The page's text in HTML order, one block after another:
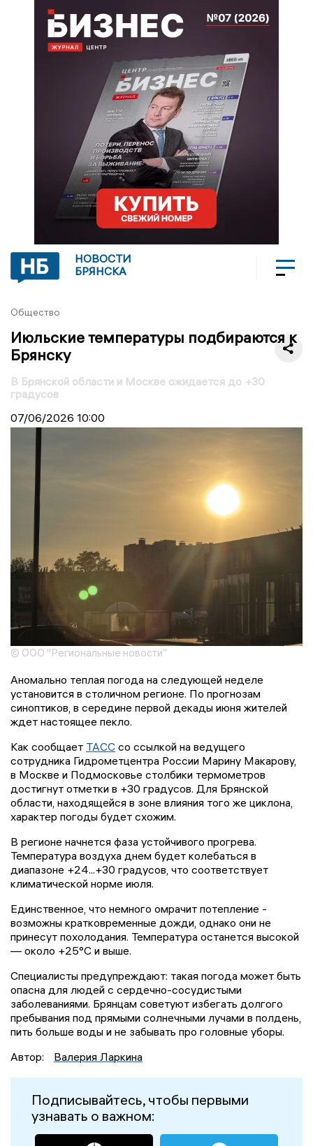
НОВОСТИ
БРЯНСКА
Общество
Июльские температуры подбираются к
Брянску
В Брянской области и Москве ожидается до +30
градусов
07/06/2026 10:00
© ООО "Региональные новости"
Аномально теплая погода на следующей неделе
установится в столичном регионе. По прогнозам
синоптиков, в середине первой декады июня жителей
ждет настоящее пекло.
Как сообщает ТАСС со ссылкой на ведущего
сотрудника Гидрометцентра России Марину Макарову,
в Москве и Подмосковье столбики термометров
достигнут отметки в +30 градусов. Для Брянской
области, находящейся в зоне влияния того же циклона,
характер погоды будет схожим.
В регионе начнется фаза устойчивого прогрева.
Температура воздуха днем будет колебаться в
диапазоне +24...+30 градусов, что соответствует
климатической норме июля.
Единственное, что немного омрачит потепление -
возможны кратковременные дожди, однако они не
принесут похолодания. Температура останется высокой
— около +25°C и выше.
Специалисты предупреждают: такая погода может быть
опасна для людей с сердечно-сосудистыми
заболеваниями. Брянцам советуют избегать долгого
пребывания под прямыми солнечными лучами в полдень,
пить больше воды и не забывать про головные уборы.
Автор:
Валерия Ларкина
Подписывайтесь, чтобы первыми
узнавать о важном: